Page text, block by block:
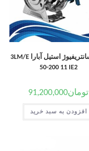
پمپ سانتریفیوژ استیل آبارا 3LM/E
50-200 11 IE2
تومان91,200,000
افزودن به سبد خرید